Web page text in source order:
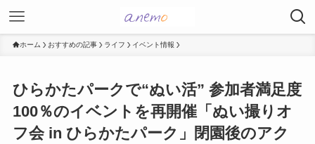
ホーム おすすめの記事 ライフ イベント情報
ひらかたパークで“ぬい活” 参加者満足度
100％のイベントを再開催「ぬい撮りオ
フ会 in ひらかたパーク」閉園後のアク